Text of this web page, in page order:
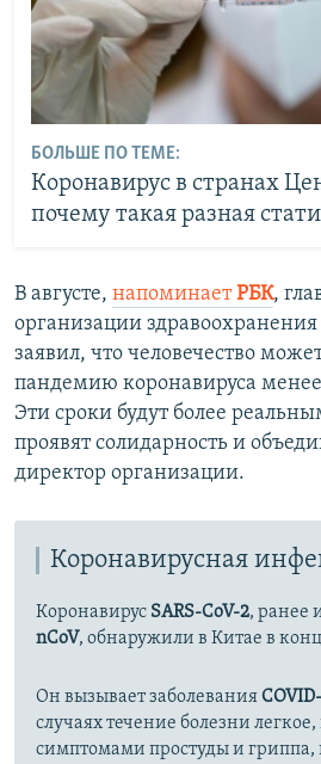
БОЛЬШЕ ПО ТЕМЕ:
Коронавирус в странах
почему такая разная
В августе, напоминаетРБК,
организации здравоохранения
заявил, что человечество
пандемию коронавируса менее
Эти сроки будут более
проявят солидарность и
директор организации.
Коронавирусная
Коронавирус SARS-CoV-2, ранее
nCoV, обнаружили в Китае в
Он вызывает заболевания
случаях течение болезни легкое,
симптомами простуды и гриппа,